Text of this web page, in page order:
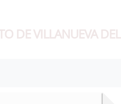
DE VILLANUEVA